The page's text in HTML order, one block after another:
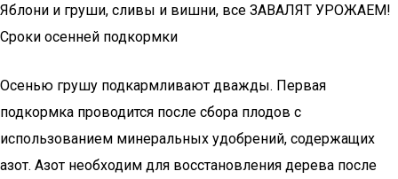
Яблони и груши, сливы и вишни, все ЗАВАЛЯТ УРОЖАЕМ!
Сроки осенней подкормки
Осенью грушу подкармливают дважды. Первая
подкормка проводится после сбора плодов с
использованием минеральных удобрений, содержащих
азот. Азот необходим для восстановления дерева после